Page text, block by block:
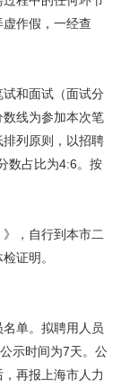
作假，一经查
和面试（面试分
线为参加本次笔
列原则，以招聘
数占比为4:6。按
，自行到本市二
证明。
单。拟聘用人员
示时间为7天。公
再报上海市人力